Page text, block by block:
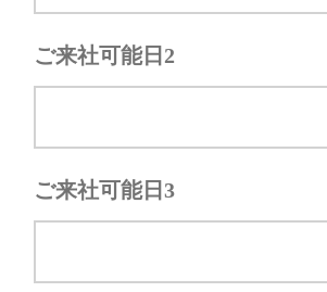
ご来社可能日2
ご来社可能日3